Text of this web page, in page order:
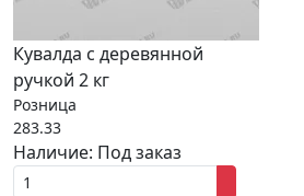
Кувалда с деревянной
ручкой 2 кг
Розница
283.33
Наличие: Под заказ